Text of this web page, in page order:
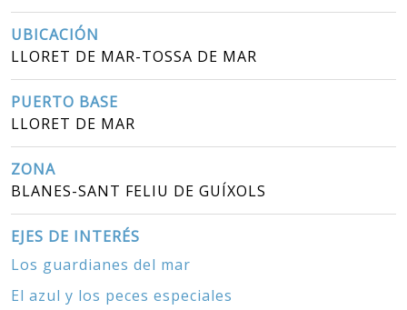
UBICACIÓN
LLORET DE MAR-TOSSA DE MAR
PUERTO BASE
LLORET DE MAR
ZONA
BLANES-SANT FELIU DE GUÍXOLS
EJES DE INTERÉS
Los guardianes del mar
El azul y los peces especiales